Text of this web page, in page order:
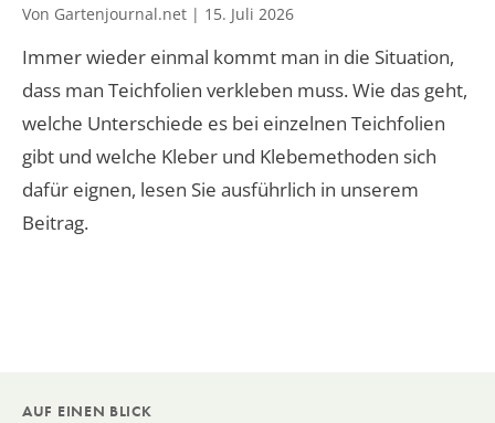
Von Gartenjournal.net | 15. Juli 2026
Immer wieder einmal kommt man in die Situation,
dass man Teichfolien verkleben muss. Wie das geht,
welche Unterschiede es bei einzelnen Teichfolien
gibt und welche Kleber und Klebemethoden sich
dafür eignen, lesen Sie ausführlich in unserem
Beitrag.
AUF EINEN BLICK